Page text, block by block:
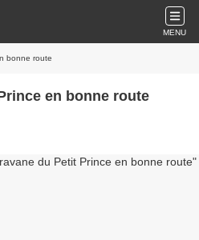
MENU
bonne route
en bonne route